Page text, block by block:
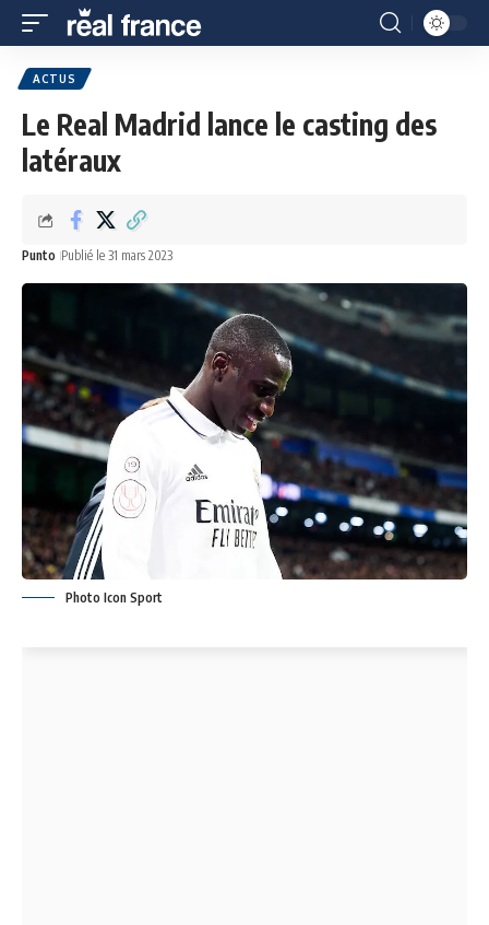
ACTUS
Le Real Madrid lance le casting des
latéraux
Punto Publié le 31 mars 2023
Photo Icon Sport